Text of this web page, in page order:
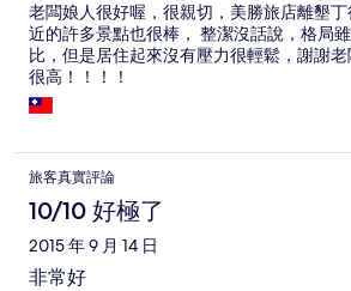
老闆娘人很好喔，很親切，美勝旅店離墾
近的許多景點也很棒， 整潔沒話說，格局
比，但是居住起來沒有壓力很輕鬆，謝謝
很高！！！！
旅客真實評論
10/10 好極了
2015 年 9 月 14 日
非常好